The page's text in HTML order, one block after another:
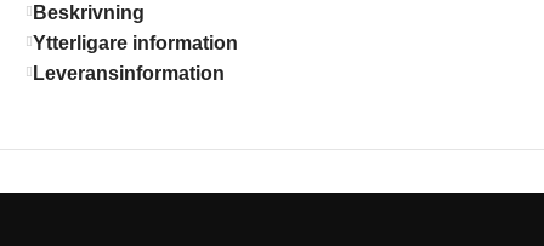
Beskrivning
Ytterligare information
Leveransinformation